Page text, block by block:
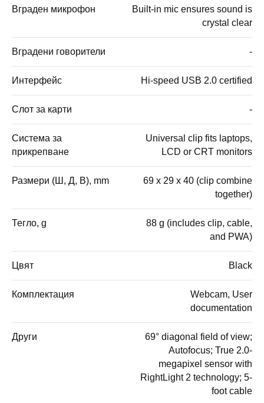
Вграден микрофон
Built-in mic ensures sound is
crystal clear
Вградени говорители -
Интерфейс Hi-speed USB 2.0 certified
Слот за карти -
Система за
прикрепване
Universal clip fits laptops,
LCD or CRT monitors
Размери (Ш, Д, В), mm
69 x 29 x 40 (clip combine
together)
Тегло, g
88 g (includes clip, cable,
and PWA)
Цвят Black
Комплектация
Webcam, User
documentation
Други
69° diagonal field of view;
Autofocus; True 2.0-
megapixel sensor with
RightLight 2 technology; 5-
foot cable